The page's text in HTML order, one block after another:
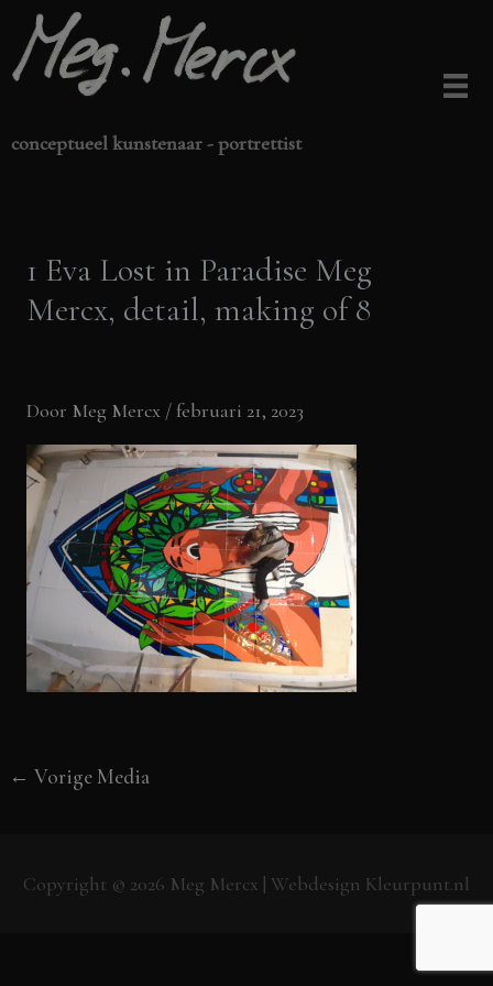
naar
de
conceptueel kunstenaar - portrettist
1 Eva Lost in Paradise Meg
Mercx, detail, making of 8
Door Meg Mercx / februari 21, 2023
← Vorige Media
Copyright © 2026 Meg Mercx | Webdesign Kleurpunt.nl